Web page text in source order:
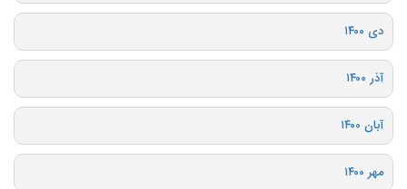
دی ۱۴۰۰
آذر ۱۴۰۰
آبان ۱۴۰۰
مهر ۱۴۰۰